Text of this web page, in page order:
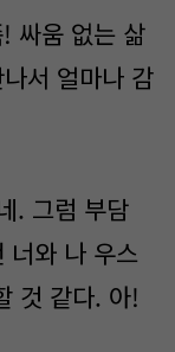
싸움 없는 삶
서 얼마나 감
. 그럼 부담
너와 나 우스
것 같다. 아!